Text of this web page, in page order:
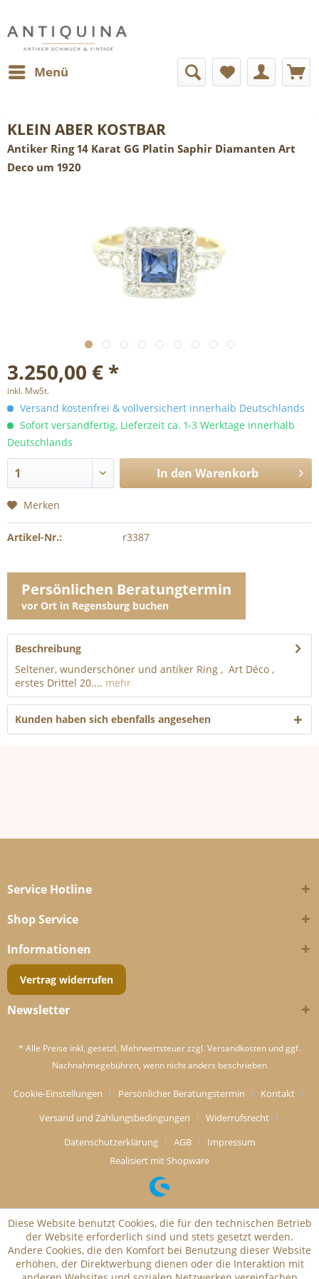
Menü
KLEIN ABER KOSTBAR
Antiker Ring 14 Karat GG Platin Saphir Diamanten Art
Deco um 1920
3.250,00 € *
inkl. MwSt.
Versand kostenfrei & vollversichert innerhalb Deutschlands
Sofort versandfertig, Lieferzeit ca. 1-3 Werktage innerhalb
Deutschlands
In den Warenkorb
Merken
Artikel-Nr.: r3387
Persönlichen Beratungtermin
vor Ort in Regensburg buchen
Beschreibung
Seltener, wunderschöner und antiker Ring , Art Déco ,
erstes Drittel 20.... mehr
Kunden haben sich ebenfalls angesehen
Service Hotline
Shop Service
Informationen
Vertrag widerrufen
Newsletter
* Alle Preise inkl. gesetzl. Mehrwertsteuer zzgl. Versandkosten und ggf.
Nachnahmegebühren, wenn nicht anders beschrieben
Cookie-Einstellungen Persönlicher Beratungstermin
Kontakt
Versand und Zahlungsbedingungen
Widerrufsrecht
Datenschutzerklärung
AGB
Impressum
Realisiert mit Shopware
Diese Website benutzt Cookies, die für den technischen Betrieb
der Website erforderlich sind und stets gesetzt werden.
Andere Cookies, die den Komfort bei Benutzung dieser Website
erhöhen, der Direktwerbung dienen oder die Interaktion mit